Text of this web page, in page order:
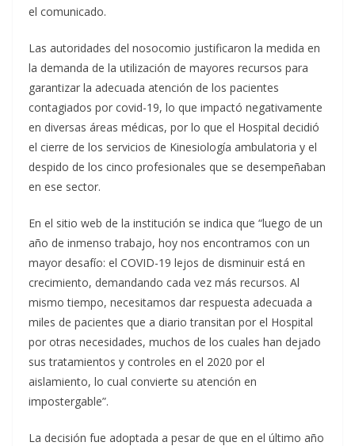
el comunicado.
Las autoridades del nosocomio justificaron la medida en
la demanda de la utilización de mayores recursos para
garantizar la adecuada atención de los pacientes
contagiados por covid-19, lo que impactó negativamente
en diversas áreas médicas, por lo que el Hospital decidió
el cierre de los servicios de Kinesiología ambulatoria y el
despido de los cinco profesionales que se desempeñaban
en ese sector.
En el sitio web de la institución se indica que “luego de un
año de inmenso trabajo, hoy nos encontramos con un
mayor desafío: el COVID-19 lejos de disminuir está en
crecimiento, demandando cada vez más recursos. Al
mismo tiempo, necesitamos dar respuesta adecuada a
miles de pacientes que a diario transitan por el Hospital
por otras necesidades, muchos de los cuales han dejado
sus tratamientos y controles en el 2020 por el
aislamiento, lo cual convierte su atención en
impostergable”.
La decisión fue adoptada a pesar de que en el último año